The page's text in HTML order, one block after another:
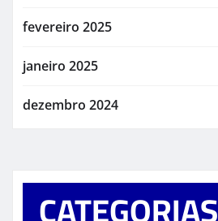
fevereiro 2025
janeiro 2025
dezembro 2024